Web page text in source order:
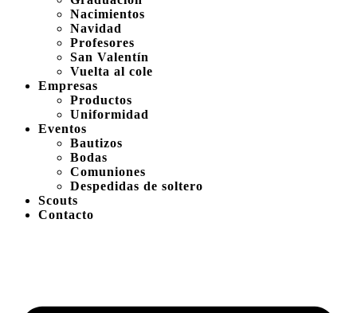
Nacimientos
Navidad
Profesores
San Valentín
Vuelta al cole
Empresas
Productos
Uniformidad
Eventos
Bautizos
Bodas
Comuniones
Despedidas de soltero
Scouts
Contacto